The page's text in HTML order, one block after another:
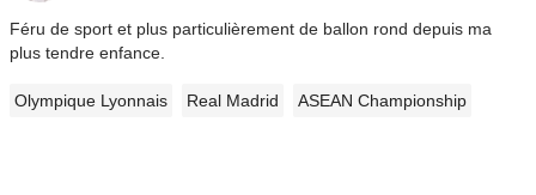
Féru de sport et plus particulièrement de ballon rond depuis ma
plus tendre enfance.
Olympique Lyonnais Real Madrid ASEAN Championship